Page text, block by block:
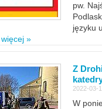
pw.
języku
więcej »
Z
2022-03-
W